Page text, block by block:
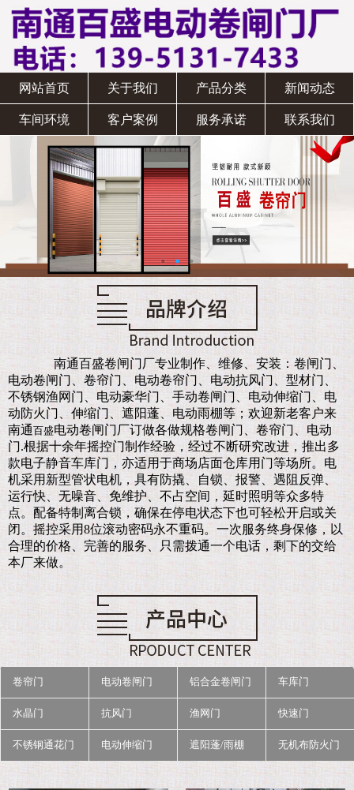
网站首页 关于我们 产品分类 新闻动态
车间环境 客户案例 服务承诺 联系我们
南通百盛卷闸门厂专业制作、维修、安装：卷闸门、
电动卷闸门、卷帘门、电动卷帘门、电动抗风门、型材门、
不锈钢渔网门、电动豪华门、手动卷闸门、电动伸缩门、电
动防火门、伸缩门、遮阳蓬、电动雨棚等；欢迎新老客户来
南通 百盛电动卷闸门厂订做各做规格卷闸门、卷帘门、电动
门.根据十余年摇控门制作经验，经过不断研究改进，推出多
款电子静音车库门，亦适用于商场店面仓库用门等场所。电
机采用新型管状电机，具有防撬、自锁、报警、遇阻反弹、
运行快、无噪音、免维护、不占空间，延时照明等众多特
点。配备特制离合锁，确保在停电状态下也可轻松开启或关
闭。摇控采用8位滚动密码永不重码。一次服务终身保修，以
合理的价格、完善的服务、只需拨通一个电话，剩下的交给
本厂来做。
卷帘门 电动卷闸门 铝合金卷闸门 车库门
水晶门 抗风门 渔网门 快速门
不锈钢通花门 电动伸缩门 遮阳蓬/雨棚 无机布防火门